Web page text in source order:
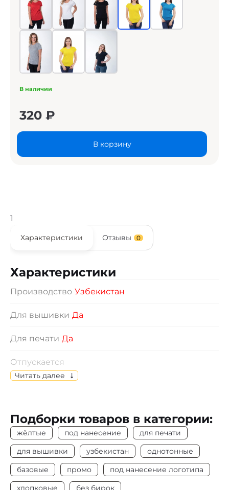
В наличии
320 ₽
В корзину
1
Характеристики Отзывы 0
Характеристики
Производство Узбекистан
Для вышивки Да
Для печати Да
Отпускается
Изделия отпускаются по индивидуальному
выбору размеров.
Цвет Жёлтый
Плотность 155-160 г/м2
Под нанесение Да
Читать далее
Подборки товаров в категории:
жёлтые под нанесение
для печати
для вышивки
узбекистан
однотонные
базовые
промо
под нанесение логотипа
хлопковые
без бирок